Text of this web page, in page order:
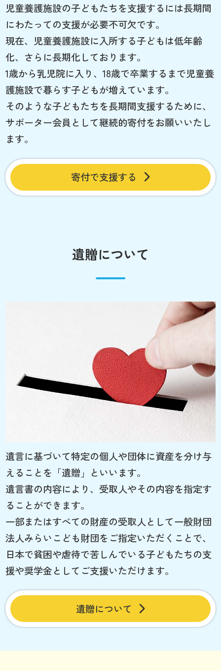
児童養護施設の子どもたちを支援するには長期間
にわたっての支援が必要不可欠です。
現在、児童養護施設に入所する子どもは低年齢
化、さらに長期化しております。
1歳から乳児院に入り、18歳で卒業するまで児童養
護施設で暮らす子どもが増えています。
そのような子どもたちを長期間支援するために、
サポーター会員として継続的寄付をお願いいたし
ます。
寄付で支援する
遺贈について
遺言に基づいて特定の個人や団体に資産を分け与
えることを「遺贈」といいます。
遺言書の内容により、受取人やその内容を指定す
ることができます。
一部またはすべての財産の受取人として一般財団
法人みらいこども財団をご指定いただくことで、
日本で貧困や虐待で苦しんでいる子どもたちの支
援や奨学金としてご支援いただけます。
遺贈について